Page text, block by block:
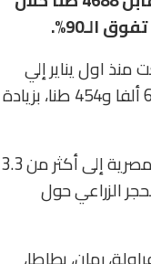
الـ90%.
منذ اول يناير إلي
نهاية مايو الجاري نحو 3 ملايين و315 ألفا، و453 طنا في 2021 مقارنة بـ3ملايين و66 ألفا و454 طنا، بزيادة
وفي وقت سابق، أعلن السيد القصير وزير الزراعة، عن ارتفاع حجم الصادرات الزراعية المصرية إلى أكثر من 3.3
الزراعي حول